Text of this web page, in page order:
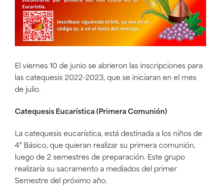
El viernes 10 de junio se abrieron las inscripciones para
las catequesis 2022-2023, que se iniciaran en el mes
de julio.
Catequesis Eucarística (Primera Comunión)
La catequesis eucarística, está destinada a los niños de
4° Básico, que quieran realizar su primera comunión,
luego de 2 semestres de preparación. Este grupo
realizaría su sacramento a mediados del primer
Semestre del próximo año.